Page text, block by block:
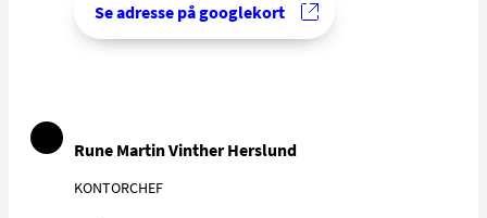
Se adresse på googlekort
Rune Martin Vinther Herslund
KONTORCHEF